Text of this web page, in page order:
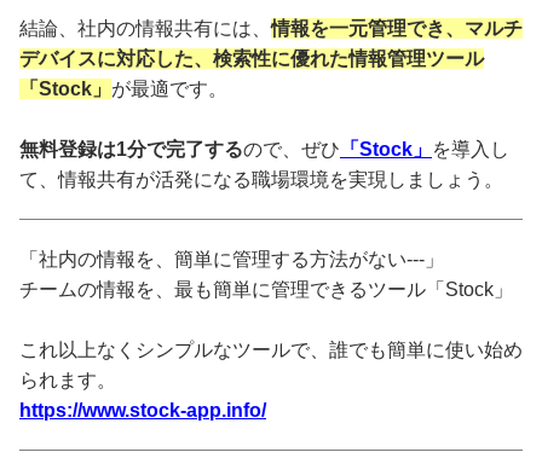
結論、社内の情報共有には、情報を一元管理でき、マルチ
デバイスに対応した、検索性に優れた情報管理ツール
「Stock」 が最適です。
無料登録は1分で完了するので、ぜひ 「Stock」 を導入し
て、情報共有が活発になる職場環境を実現しましょう。
「社内の情報を、簡単に管理する方法がない---」
チームの情報を、最も簡単に管理できるツール「Stock」
これ以上なくシンプルなツールで、誰でも簡単に使い始め
られます。
https://www.stock-app.info/